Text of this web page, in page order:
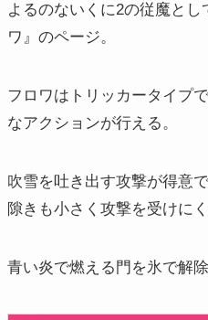
よるのないくに2の従魔と
ワ』のページ。
フロワはトリッカータイプ
なアクションが行える。
吹雪を吐き出す攻撃が得意
隙きも小さく攻撃を受けに
青い炎で燃える門を氷で解除